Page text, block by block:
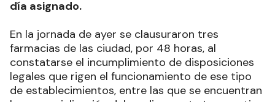
día asignado.
En la jornada de ayer se clausuraron tres
farmacias de las ciudad, por 48 horas, al
constatarse el incumplimiento de disposiciones
legales que rigen el funcionamiento de ese tipo
de establecimientos, entre las que se encuentran